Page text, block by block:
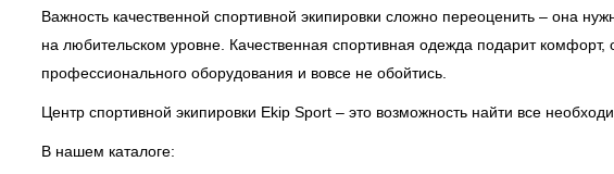
Важность качественной спортивной экипировки сложно переоценить – она
на любительском уровне. Качественная спортивная одежда подарит комфорт,
профессионального оборудования и вовсе не обойтись.
Центр спортивной экипировки Ekip Sport – это возможность найти все
В нашем каталоге: